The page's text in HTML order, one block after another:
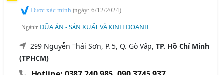
Được xác minh(ngày: 6/12/2024)
Ngành:ĐŨA ĂN - SẢN XUẤT VÀ KINH DOANH
299 Nguyễn Thái Sơn, P. 5, Q. Gò Vấp,TP. Hồ Chí Minh
(TPHCM)